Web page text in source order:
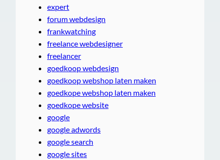
expert
forum webdesign
frankwatching
freelance webdesigner
freelancer
goedkoop webdesign
goedkoop webshop laten maken
goedkope webshop laten maken
goedkope website
google
google adwords
google search
google sites